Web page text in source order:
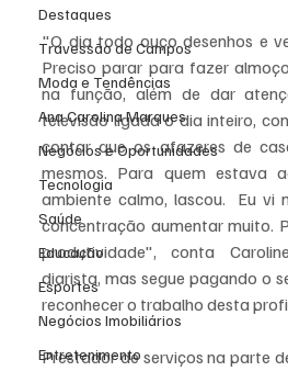
Destaques
Travessão de Campos
Moda e Tendências
Ana Carolina Marques
Negócios e Oportunidades
Tecnologia
Saúde
Educação
Esportes
Negócios Imobiliários
Entretenimento
"O dia todo ouço desenhos e
Preciso parar para fazer
na função, além de dar
televisão ligada o dia inteiro,
contar que os afazeres de
mesmos. Para quem estava
ambiente calmo, lascou.  Eu vi
concentração aumentar muito.
produtividade", conta
diarista, mas segue pagando o
reconhecer o trabalho desta
Prestador de serviços na parte